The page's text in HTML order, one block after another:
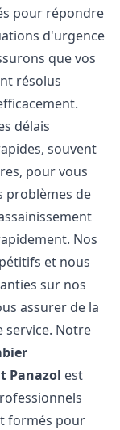
pour répondre
d'urgence
que vos
résolus
délais
souvent
pour vous
problèmes de
Nos
et nous
sur nos
assurer de la
service. Notre
Panazol est
formés pour